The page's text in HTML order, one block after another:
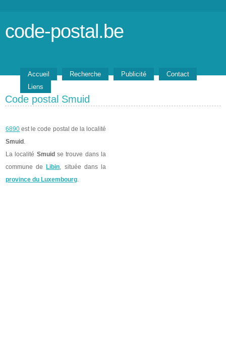
code-postal.be
Accueil Recherche Publicité
Contact
Liens
Code postal Smuid
6890 est le code postal de la localité
Smuid .
La localité Smuid se trouve dans la
commune de
Libin, située dans la
province du Luxembourg.